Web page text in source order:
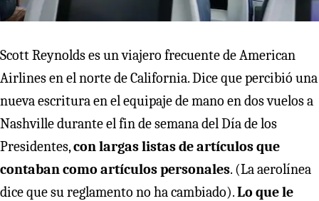
Scott Reynolds es un viajero frecuente de American
Airlines en el norte de California. Dice que percibió una
nueva escritura en el equipaje de mano en dos vuelos a
Nashville durante el fin de semana del Día de los
Presidentes,con largas listas de artículos que
contaban como artículos personales. (La aerolínea
dice que su reglamento no ha cambiado).Lo que le